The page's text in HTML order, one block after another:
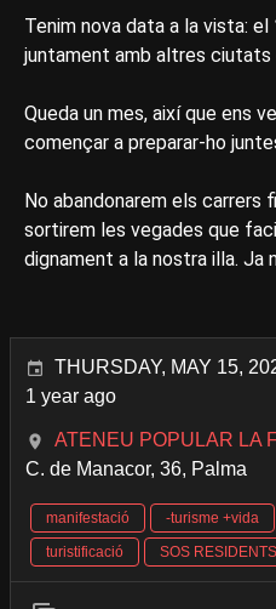
Tenim nova data a la vista: el
juntament amb altres ciutats
Queda un mes, així que ens
començar a preparar-ho
No abandonarem els carrers
sortirem les vegades que
dignament a la nostra illa. Ja
THURSDAY, MAY 15,
1 year ago
ATENEU POPULAR LA
C. de Manacor, 36, Palma
manifestació -turisme +vida
turistificació
SOS RESIDENTS